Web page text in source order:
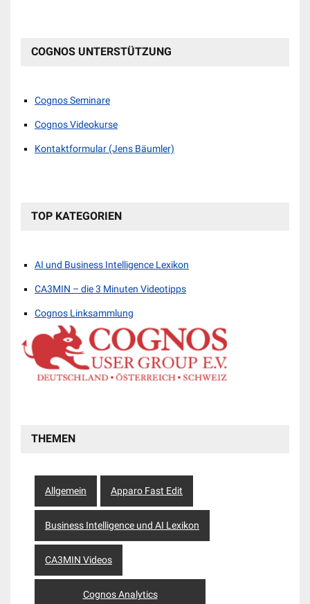
COGNOS UNTERSTÜTZUNG
Cognos Seminare
Cognos Videokurse
Kontaktformular (Jens Bäumler)
TOP KATEGORIEN
AI und Business Intelligence Lexikon
CA3MIN – die 3 Minuten Videotipps
Cognos Linksammlung
THEMEN
Allgemein Apparo Fast Edit
Business Intelligence und AI Lexikon
CA3MIN Videos
Cognos Analytics